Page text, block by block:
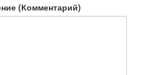
(Комментарий)